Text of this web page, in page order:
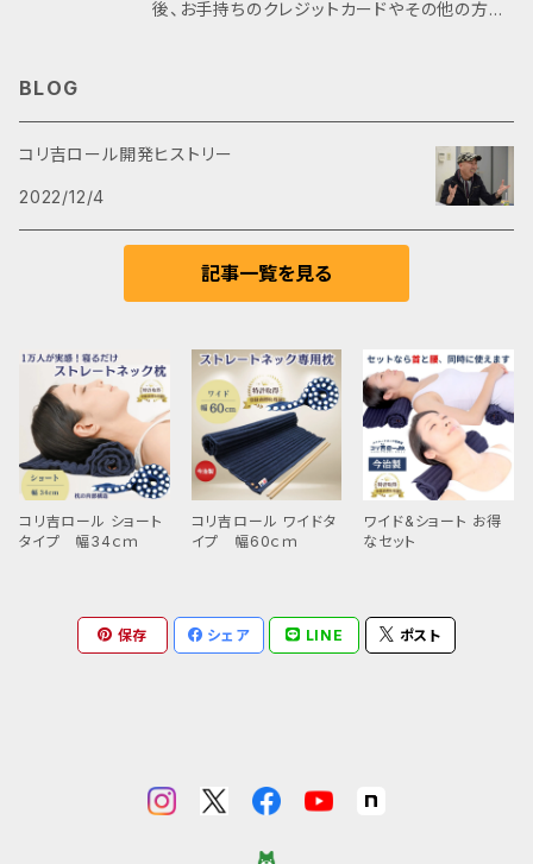
後、お手持ちのクレジットカードやその他の方法
ールの機能 「高さ」「硬さ」「形状」自由自在 にプ
ラス「抗菌」「防臭」機能を追加しました。もちろ
ん洗濯機で洗濯/脱水も可能です！ 更にご要望
の多かったカラーバリエーションも 《6色揃えま
した》 お好みや寝室に合わせてお選びいただけ
思える機能全てを兼ね備えた究極の枕が完成し
ました しかもバックに入れてもち運びも可能 い
つでもどこでも 首にも腰にも背中にも使えま
す‼️ ツラい首や肩でお悩みの方 ストレッチしな
迎えてください。 【素材】 生地の制作(群馬県 桐
際に首や腰に圧がかかりますので、その部分に
目的として商品の製造販売をしています。 手作
BLOG
コリ吉ロール開発ヒストリー
2022/12/4
記事一覧を見る
コリ吉ロール ショート
タイプ 幅34ｃｍ
コリ吉ロール ワイドタ
イプ 幅60ｃｍ
ワイド&ショート お得
なセット
保存 シェア LINE ポスト